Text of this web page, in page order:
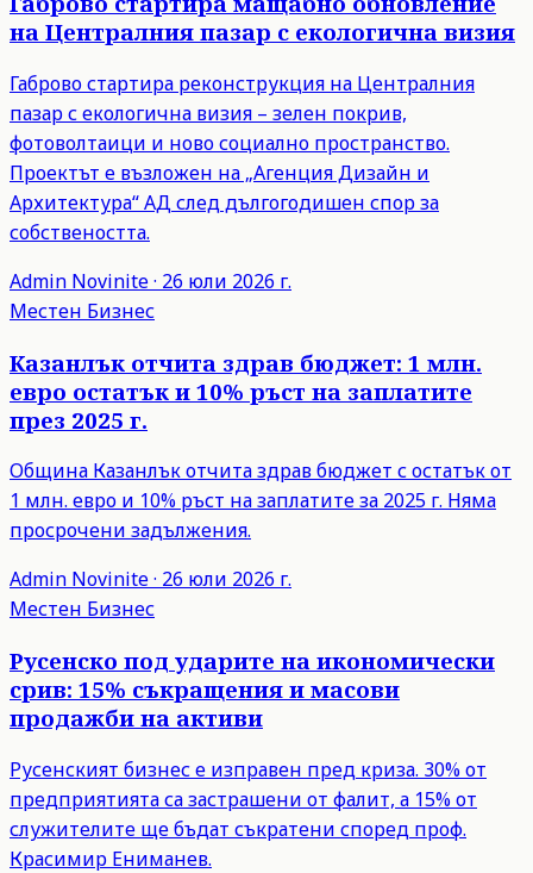
на Централния пазар с екологична визия
Габрово стартира реконструкция на Централния
пазар с екологична визия – зелен покрив,
фотоволтаици и ново социално пространство.
Проектът е възложен на „Агенция Дизайн и
Архитектура“ АД след дългогодишен спор за
собствеността.
Admin Novinite· 26 юли 2026 г.
Местен Бизнес
Казанлък отчита здрав бюджет: 1 млн.
евро остатък и 10% ръст на заплатите
през 2025 г.
Община Казанлък отчита здрав бюджет с остатък от
1 млн. евро и 10% ръст на заплатите за 2025 г. Няма
просрочени задължения.
Admin Novinite· 26 юли 2026 г.
Местен Бизнес
Русенско под ударите на икономически
срив: 15% съкращения и масови
продажби на активи
Русенският бизнес е изправен пред криза. 30% от
предприятията са застрашени от фалит, а 15% от
служителите ще бъдат съкратени според проф.
Красимир Ениманев.